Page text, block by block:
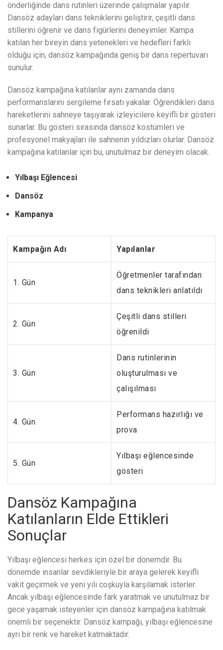
önderliğinde dans rutinleri üzerinde çalışmalar yapılır.
Dansöz adayları dans tekniklerini geliştirir, çeşitli dans
stillerini öğrenir ve dans figürlerini deneyimler. Kampa
katılan her bireyin dans yetenekleri ve hedefleri farklı
olduğu için, dansöz kampağında geniş bir dans repertuvarı
sunulur.
Dansöz kampağına katılanlar aynı zamanda dans
performanslarını sergileme fırsatı yakalar. Öğrendikleri dans
hareketlerini sahneye taşıyarak izleyicilere keyifli bir gösteri
sunarlar. Bu gösteri sırasında dansöz kostümleri ve
profesyonel makyajları ile sahnenin yıldızları olurlar. Dansöz
kampağına katılanlar için bu, unutulmaz bir deneyim olacak.
Yılbaşı Eğlencesi
Dansöz
Kampanya
Kampağın Adı Yapılanlar
1. Gün
Öğretmenler tarafından
dans teknikleri anlatıldı
2. Gün
Çeşitli dans stilleri
öğrenildi
3. Gün
Dans rutinlerinin
oluşturulması ve
çalışılması
4. Gün
Performans hazırlığı ve
prova
5. Gün
Yılbaşı eğlencesinde
gösteri
Dansöz Kampağına
Katılanların Elde Ettikleri
Sonuçlar
Yılbaşı eğlencesi herkes için özel bir dönemdir. Bu
dönemde insanlar sevdikleriyle bir araya gelerek keyifli
vakit geçirmek ve yeni yılı coşkuyla karşılamak isterler.
Ancak yılbaşı eğlencesinde fark yaratmak ve unutulmaz bir
gece yaşamak isteyenler için dansöz kampağına katılmak
önemli bir seçenektir. Dansöz kampağı, yılbaşı eğlencesine
ayrı bir renk ve hareket katmaktadır.